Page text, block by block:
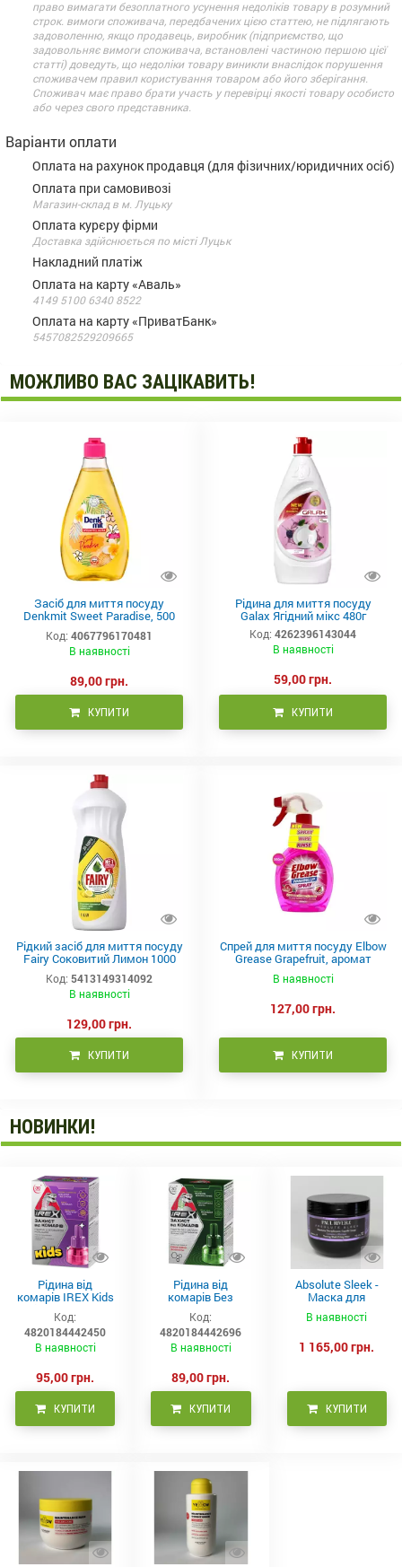
право вимагати безоплатного усунення недоліків товару в розумний
строк. вимоги споживача, передбачених цією статтею, не підлягають
задоволенню, якщо продавець, виробник (підприємство, що
задовольняє вимоги споживача, встановлені частиною першою цієї
статті) доведуть, що недоліки товару виникли внаслідок порушення
споживачем правил користування товаром або його зберігання.
Споживач має право брати участь у перевірці якості товару особисто
або через свого представника.
Варіанти оплати
Оплата на рахунок продавця (для фізичних/юридичних осіб)
Оплата при самовивозі
Магазин-склад в м. Луцьку
Оплата курєру фірми
Доставка здійснюється по місті Луцьк
Накладний платіж
Оплата на карту «Аваль»
4149 5100 6340 8522
Оплата на карту «ПриватБанк»
5457082529209665
МОЖЛИВО ВАС ЗАЦІКАВИТЬ!
Засіб для миття посуду
Denkmit Sweet Paradise, 500
Код: 4067796170481
В наявності
89,00 грн.
КУПИТИ
Рідина для миття посуду
Galax Ягідний мікс 480г
Код: 4262396143044
В наявності
59,00 грн.
КУПИТИ
Рідкий засіб для миття посуду
Fairy Соковитий Лимон 1000
мл
Код: 5413149314092
В наявності
129,00 грн.
КУПИТИ
Спрей для миття посуду Elbow
Grease Grapefruit, аромат
грейпфруту
В наявності
127,00 грн.
КУПИТИ
НОВИНКИ!
Рідина від
комарів IREX Kids
д/дітей (30 ночей),
20мл
Код:
4820184442450
В наявності
95,00 грн.
КУПИТИ
Рідина від
комарів Без
запаху IREX (30
ночей), 20мл
Код:
4820184442696
В наявності
89,00 грн.
КУПИТИ
Absolute Sleek -
Маска для
неслухняного
волосся 300 мл
В наявності
1 165,00 грн.
КУПИТИ